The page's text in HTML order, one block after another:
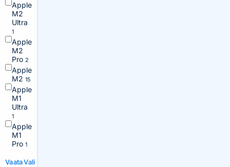
Apple
M2
Ultra
1
Apple
M2
Pro 2
Apple
M2 15
Apple
M1
Ultra
1
Apple
M1
Pro 1
VaataVali